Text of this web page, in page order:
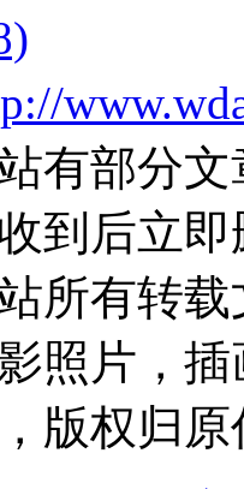
有部分
到后立
所有转
照片，
版权归